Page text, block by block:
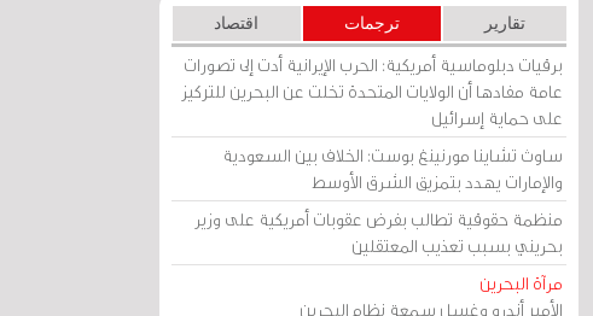
تقارير ترجمات اقتصاد
برقيات دبلوماسية أمريكية: الحرب الإيرانية أدت إلى تصورات
عامة مفادها أن الولايات المتحدة تخلت عن البحرين للتركيز
على حماية إسرائيل
ساوث تشاينا مورنينغ بوست: الخلاف بين السعودية
والإمارات يهدد بتمزيق الشرق الأوسط
منظمة حقوقية تطالب بفرض عقوبات أمريكية على وزير
بحريني بسبب تعذيب المعتقلين
مرآة البحرين
الأمير أندرو وغسل سمعة نظام البحرين